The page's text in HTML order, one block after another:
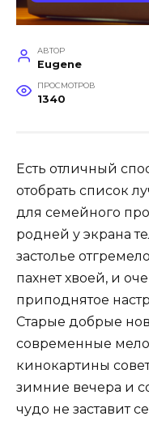
АВТОР
Eugene
ПРОСМОТРОВ
1340
Есть отличный
отобрать список
для семейного
родней у экрана
застолье
пахнет хвоей, и
приподнятое
Старые добрые
современные
кинокартины
зимние вечера и
чудо не заставит